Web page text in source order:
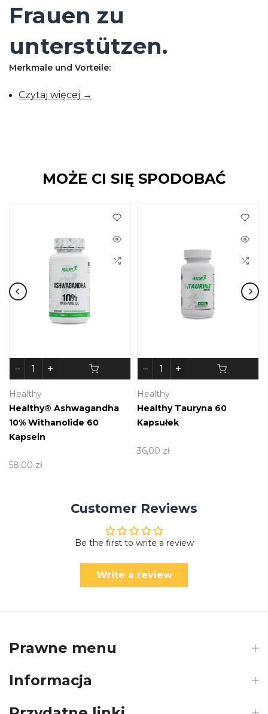
Frauen zu
unterstützen.
Merkmale und Vorteile:
Czytaj więcej →
MOŻE CI SIĘ SPODOBAĆ
Healthy
Healthy® Ashwagandha
10% Withanolide 60
Kapseln
58,00 zł
Healthy
Healthy Tauryna 60
Kapsułek
36,00 zł
Customer Reviews
Be the first to write a review
Write a review
Prawne menu
Informacja